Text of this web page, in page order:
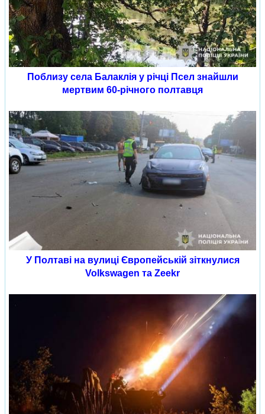
Поблизу села Балаклія у річці Псел знайшли
мертвим 60-річного полтавця
У Полтаві на вулиці Європейській зіткнулися
Volkswagen та Zeekr